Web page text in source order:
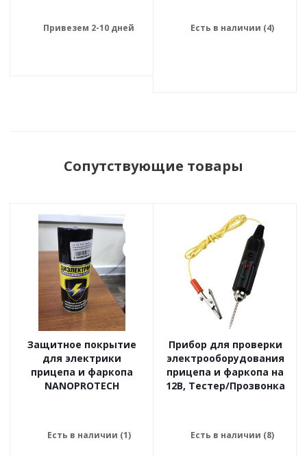
Привезем 2-10 дней Есть в наличии (4)
Сопутствующие товары
Защитное покрытие
для электрики
прицепа и фаркопа
NANOPROTECH
Есть в наличии (1)
Прибор для проверки
электрооборудования
прицепа и фаркопа на
12В, Тестер/Прозвонка
Есть в наличии (8)